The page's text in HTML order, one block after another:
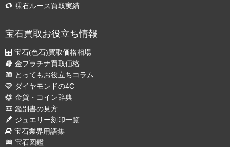
裸石ルース買取実績
宝石買取お役立ち情報
宝石(色石)買取価格相場
金プラチナ買取価格
とってもお役立ちコラム
ダイヤモンドの4C
金貨・コイン辞典
鑑別書の見方
ジュエリー刻印一覧
宝石業界用語集
宝石図鑑